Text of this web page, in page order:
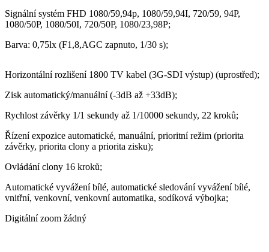
Signální systém FHD 1080/59,94p, 1080/59,94I, 720/59, 94P,
1080/50P, 1080/50I, 720/50P, 1080/23,98P;
Barva: 0,75lx (F1,8,AGC zapnuto, 1/30 s);
Horizontální rozlišení 1800 TV kabel (3G-SDI výstup) (uprostřed);
Zisk automatický/manuální (-3dB až +33dB);
Rychlost závěrky 1/1 sekundy až 1/10000 sekundy, 22 kroků;
Řízení expozice automatické, manuální, prioritní režim (priorita
závěrky, priorita clony a priorita zisku);
Ovládání clony 16 kroků;
Automatické vyvážení bílé, automatické sledování vyvážení bílé,
vnitřní, venkovní, venkovní automatika, sodíková výbojka;
Digitální zoom žádný